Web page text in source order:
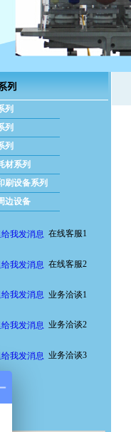
列
列
列
材系列
刷设备系列
边设备
在线客服1
在线客服2
业务洽谈1
业务洽谈2
业务洽谈3